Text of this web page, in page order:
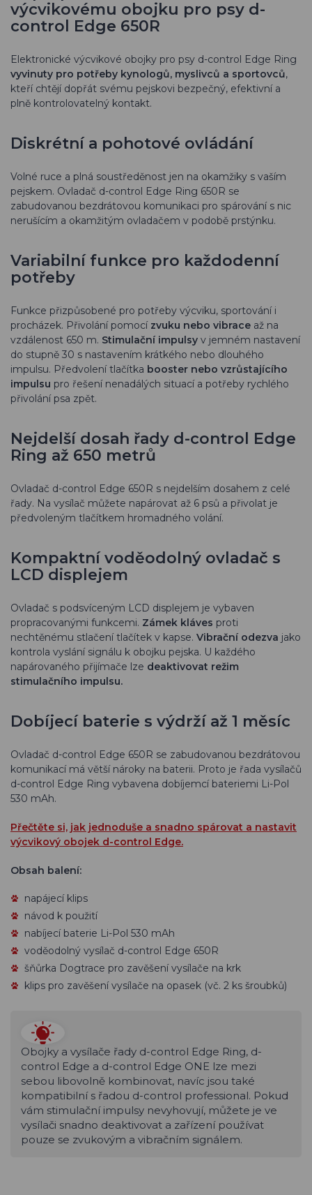
výcvikovému obojku pro psy d-
control Edge 650R
Elektronické výcvikové obojky pro psy d-control Edge Ring
vyvinuty pro potřeby kynologů, myslivců a sportovců,
kteří chtějí dopřát svému pejskovi bezpečný, efektivní a
plně kontrolovatelný kontakt.
Diskrétní a pohotové ovládání
Volné ruce a plná soustředěnost jen na okamžiky s vaším
pejskem. Ovladač d-control Edge Ring 650R se
zabudovanou bezdrátovou komunikaci pro spárování s nic
nerušícím a okamžitým ovladačem v podobě prstýnku.
Variabilní funkce pro každodenní
potřeby
Funkce přizpůsobené pro potřeby výcviku, sportování i
procházek. Přivolání pomocí zvuku nebo vibrace až na
vzdálenost 650 m. Stimulační impulsy v jemném nastavení
do stupně 30 s nastavením krátkého nebo dlouhého
impulsu. Předvolení tlačítka booster nebo vzrůstajícího
impulsu pro řešení nenadálých situací a potřeby rychlého
přivolání psa zpět.
Nejdelší dosah řady d-control Edge
Ring až 650 metrů
Ovladač d-control Edge 650R s nejdelším dosahem z celé
řady. Na vysílač můžete napárovat až 6 psů a přivolat je
předvoleným tlačítkem hromadného volání.
Kompaktní voděodolný ovladač s
LCD displejem
Ovladač s podsvíceným LCD displejem je vybaven
propracovanými funkcemi. Zámek kláves proti
nechtěnému stlačení tlačítek v kapse. Vibrační odezva jako
kontrola vyslání signálu k obojku pejska. U každého
napárovaného přijímače lze deaktivovat režim
stimulačního impulsu.
Dobíjecí baterie s výdrží až 1 měsíc
Ovladač d-control Edge 650R se zabudovanou bezdrátovou
komunikací má větší nároky na baterii. Proto je řada vysílačů
d-control Edge Ring vybavena dobíjemcí bateriemi Li-Pol
530 mAh.
Přečtěte si, jak jednoduše a snadno spárovat a nastavit
výcvikový obojek d-control Edge.
Obsah balení:
napájecí klips
návod k použití
nabíjecí baterie Li-Pol 530 mAh
voděodolný vysílač d-control Edge 650R
šňůrka Dogtrace pro zavěšení vysílače na krk
klips pro zavěšení vysílače na opasek (vč. 2 ks šroubků)
Obojky a vysílače řady d-control Edge Ring, d-
control Edge a d-control Edge ONE lze mezi
sebou libovolně kombinovat, navíc jsou také
kompatibilní s řadou d-control professional. Pokud
vám stimulační impulsy nevyhovují, můžete je ve
vysílači snadno deaktivovat a zařízení používat
pouze se zvukovým a vibračním signálem.